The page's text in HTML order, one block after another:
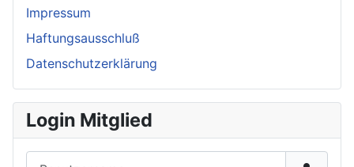
Impressum
Haftungsausschluß
Datenschutzerklärung
Login Mitglied